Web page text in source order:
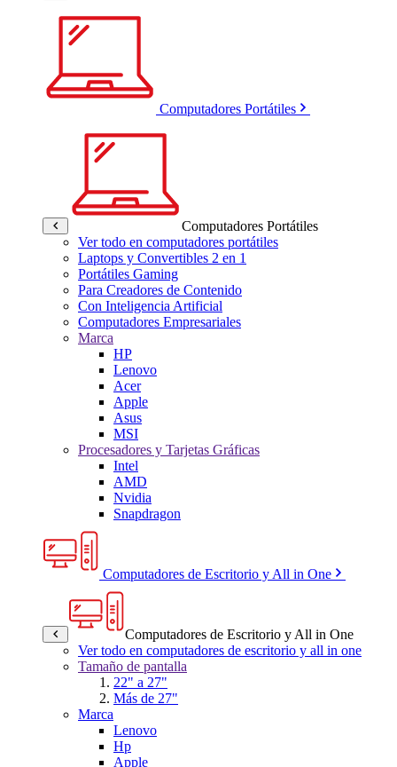
Computadores Portátiles
Computadores Portátiles
Ver todo en computadores portátiles
Laptops y Convertibles 2 en 1
Portátiles Gaming
Para Creadores de Contenido
Con Inteligencia Artificial
Computadores Empresariales
Marca
HP
Lenovo
Acer
Apple
Asus
MSI
Procesadores y Tarjetas Gráficas
Intel
AMD
Nvidia
Snapdragon
Computadores de Escritorio y All in One
Computadores de Escritorio y All in One
Ver todo en computadores de escritorio y all in one
Tamaño de pantalla
22" a 27"
Más de 27"
Marca
Lenovo
Hp
Apple